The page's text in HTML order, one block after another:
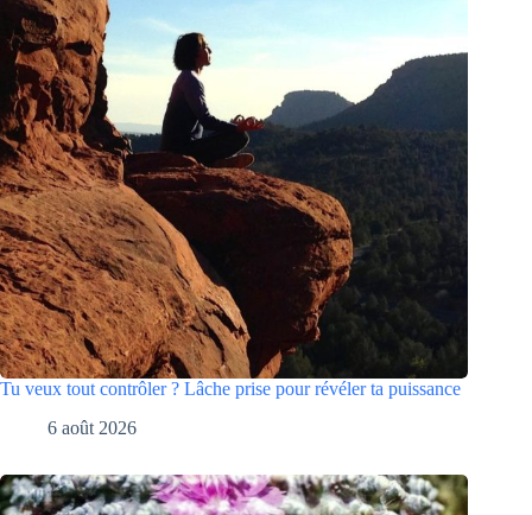
Tu veux tout contrôler ? Lâche prise pour révéler ta puissance
6 août 2026